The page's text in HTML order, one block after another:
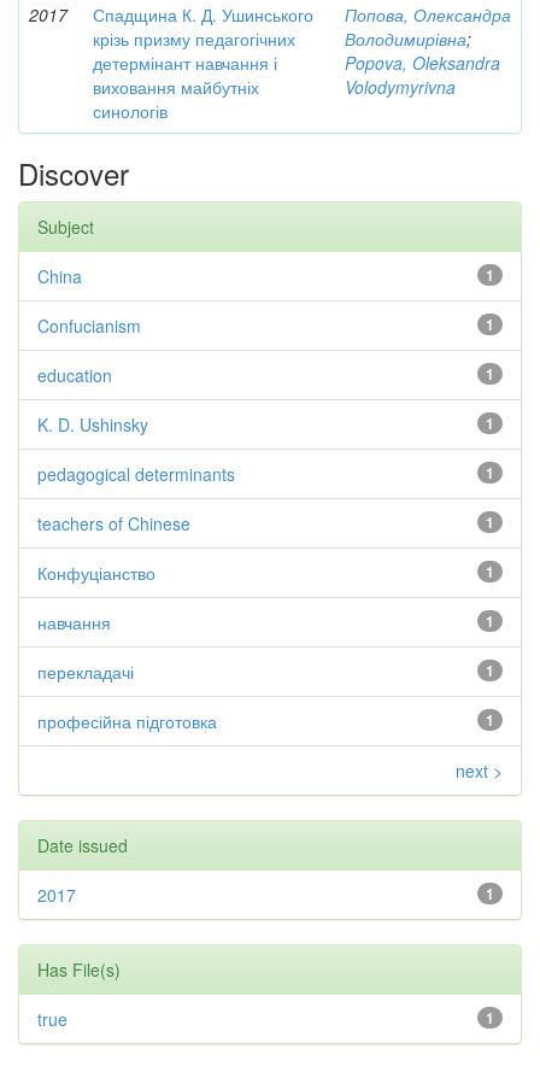
2017
Спадщина К. Д. Ушинського
крізь призму педагогічних
детермінант навчання і
виховання майбутніх
синологів
Попова, Олександра
Володимирівна;
Popova, Oleksandra
Volodymyrivna
Discover
Subject
1
China
1
Confucianism
1
education
1
K. D. Ushinsky
1
pedagogical determinants
1
teachers of Chinese
1
Конфуціанство
1
навчання
1
перекладачі
1
професійна підготовка
next >
Date issued
1
2017
Has File(s)
1
true